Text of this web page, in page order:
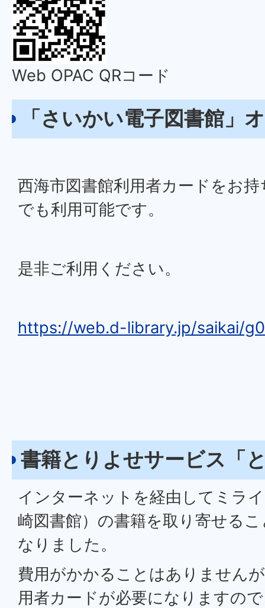
Web OPAC QRコード
「さいかい電子図書館」
西海市図書館利用者カードをお
でも利用可能です。
是非ご利用ください。
https://web.d-library.jp/saikai/
書籍とりよせサービス「
インターネットを経由してミラ
崎図書館）の書籍を取り寄せる
なりました。
費用がかかることはありません
用者カードが必要になりますの